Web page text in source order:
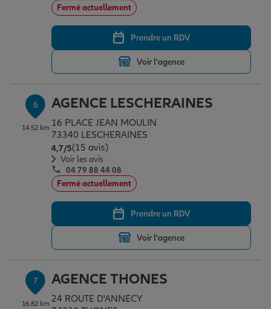
Fermé actuellement
Prendre un RDV
Voir l'agence
6
14.52 km
AGENCE LESCHERAINES
16 PLACE JEAN MOULIN
73340 LESCHERAINES
4,7/5Note de 4.7 sur 5
(15 avis)
Voir les avis
04 79 88 44 08
Fermé actuellement
Prendre un RDV
Voir l'agence
7
16.82 km
AGENCE THONES
24 ROUTE D'ANNECY